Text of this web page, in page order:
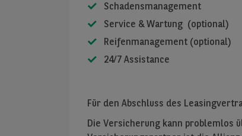
Schadensmanagement
Service & Wartung (optional)
Reifenmanagement (optional)
24/7 Assistance
Für den Abschluss des
Die Versicherung kann problemlos